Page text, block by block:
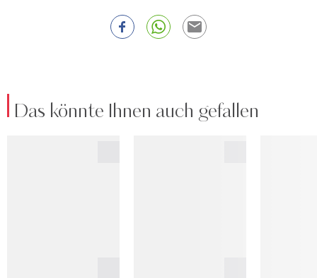
Das könnte Ihnen auch gefallen